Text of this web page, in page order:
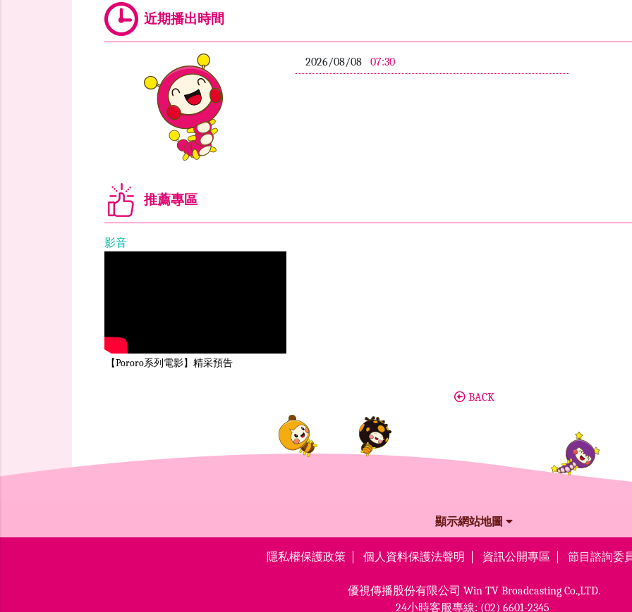
近期播出時間
2026/08/08 07:30
推薦專區
影音
【Pororo系列電影】精采預告
BACK
顯示網站地圖
隱私權保護政策 個人資料保護法聲明 資訊公開專區 節目諮詢委
優視傳播股份有限公司 Win TV Broadcasting Co.,LTD.
24小時客服專線: (02) 6601-2345